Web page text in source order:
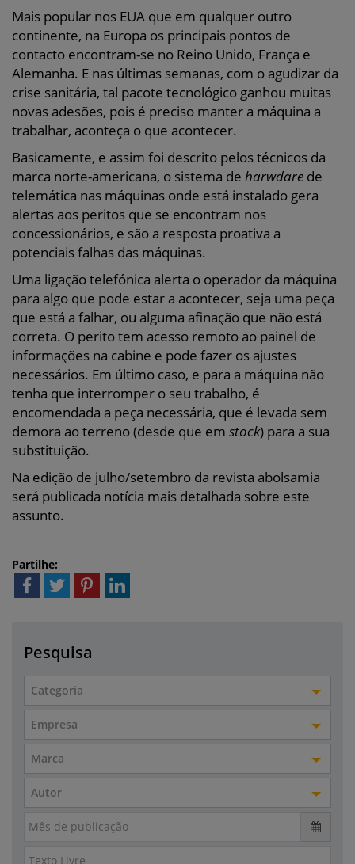
Mais popular nos EUA que em qualquer outro
continente, na Europa os principais pontos de
contacto encontram-se no Reino Unido, França e
Alemanha. E nas últimas semanas, com o agudizar da
crise sanitária, tal pacote tecnológico ganhou muitas
novas adesões, pois é preciso manter a máquina a
trabalhar, aconteça o que acontecer.
Basicamente, e assim foi descrito pelos técnicos da
marca norte-americana, o sistema de harwdare de
telemática nas máquinas onde está instalado gera
alertas aos peritos que se encontram nos
concessionários, e são a resposta proativa a
potenciais falhas das máquinas.
Uma ligação telefónica alerta o operador da máquina
para algo que pode estar a acontecer, seja uma peça
que está a falhar, ou alguma afinação que não está
correta. O perito tem acesso remoto ao painel de
informações na cabine e pode fazer os ajustes
necessários. Em último caso, e para a máquina não
tenha que interromper o seu trabalho, é
encomendada a peça necessária, que é levada sem
demora ao terreno (desde que em stock) para a sua
substituição.
Na edição de julho/setembro da revista abolsamia
será publicada notícia mais detalhada sobre este
assunto.
Partilhe:
Pesquisa
Categoria
Empresa
Marca
Autor